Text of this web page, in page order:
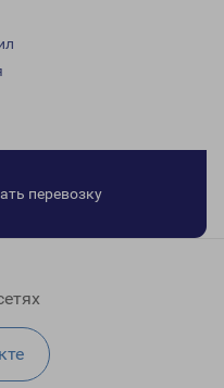
перевозку